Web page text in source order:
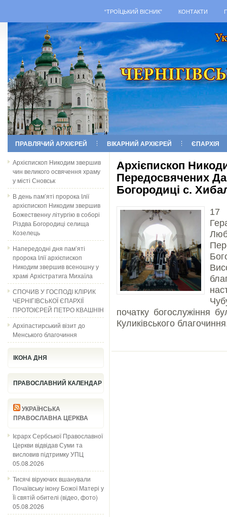
“ТРОЇЦЬКИЙ ВІСНИК” КОНТАКТИ
ПРАВЛЯЧИЙ АРХІЄРЕЙ ВІКАРНИЙ АРХІЄРЕЙ ЄПАРХІЯ
Архієпископ Никодим звершив
чин великого освячення храму
у місті Сновськ
В день пам’яті пророка Ілії
архієпископ Никодим звершив
Божественну літургію в соборі
Різдва Богородиці селища
Козелець
Напередодні дня пам’яті
пророка Ілії архієпископ
Никодим звершив всеношну у
храмі Архістратига Михаїла
СПОЧИВ У ГОСПОДІ КЛІРИК
ЧЕРНІГІВСЬКОЇ ЄПАРХІЇ
ПРОТОІЄРЕЙ ПЕТРО КВАШНІН
Архіпастирський візит до
Менського благочиння
ІКОНА ДНЯ
ПРАВОСЛАВНИЙ КАЛЕНДАР
УКРАЇНСЬКА
ПРАВОСЛАВНА ЦЕРКВА
Ієрарх Сербської Православної
Церкви відвідав Суми та
висловив підтримку УПЦ
05.08.2026
Тисячі віруючих вшанували
Почаївську ікону Божої Матері у
Її святій обителі (відео, фото)
05.08.2026
Архієпископ
Передосвячених
Богородиці с.
17
початку богослужіння
Куликівського